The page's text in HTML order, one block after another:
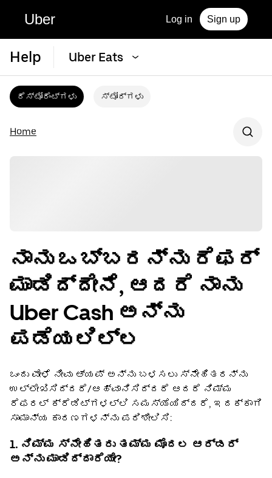
Uber Log in Sign up
Help Uber Eats
ರೆಸ್ಟೋರೆಂಟ್‌ಗಳು ಸ್ಟೋರ್‌ಗಳು
Home
ನಾನು ಒಬ್ಬರನ್ನು ರೆಫರ್
ಮಾಡಿದ್ದೇನೆ, ಆದರೆ ನಾನು
Uber Cash ಅನ್ನು
ಪಡೆಯಲಿಲ್ಲ
ಒಂದು ವೇಳೆ ನೀವು ಆ್ಯಪ್ ಅನ್ನು ಬಳಸಲು ಸ್ನೇಹಿತರನ್ನು
ಉಲ್ಲೇಖಿಸಿದ್ದರೆ/ಆಹ್ವಾನಿಸಿದ್ದರೆ ಆದರೆ ನಿಮ್ಮ
ರೆಫರಲ್ ಕ್ರೆಡಿಟ್‌ಗಳಲ್ಲಿ ಸಮಸ್ಯೆಯಿದ್ದರೆ, ಇದಕ್ಕಾಗಿ
ಸಾಮಾನ್ಯ ಕಾರಣಗಳನ್ನು ಪರಿಶೀಲಿಸಿ:
1. ನಿಮ್ಮ ಸ್ನೇಹಿತರು ತಮ್ಮ ಮೊದಲ ಆರ್ಡರ್
ಅನ್ನು ಮಾಡಿದ್ದಾರೆಯೇ?